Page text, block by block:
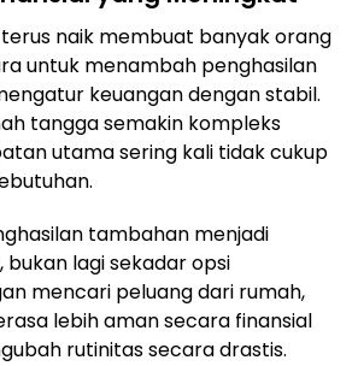
naik membuat banyak orang
untuk menambah penghasilan
keuangan dengan stabil.
tangga semakin kompleks
utama sering kali tidak cukup
tambahan menjadi
lagi sekadar opsi
mencari peluang dari rumah,
lebih aman secara finansial
rutinitas secara drastis.